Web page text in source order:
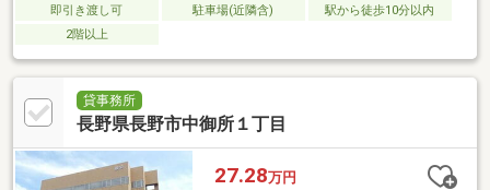
即引き渡し可 駐車場(近隣含)
駅から徒歩10分以内
2階以上
貸事務所
長野県長野市中御所１丁目
27.28万円